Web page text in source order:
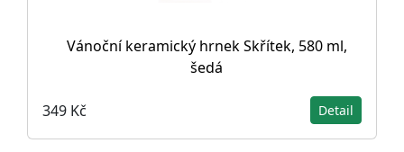
Vánoční keramický hrnek Skřítek, 580 ml,
šedá
349 Kč Detail